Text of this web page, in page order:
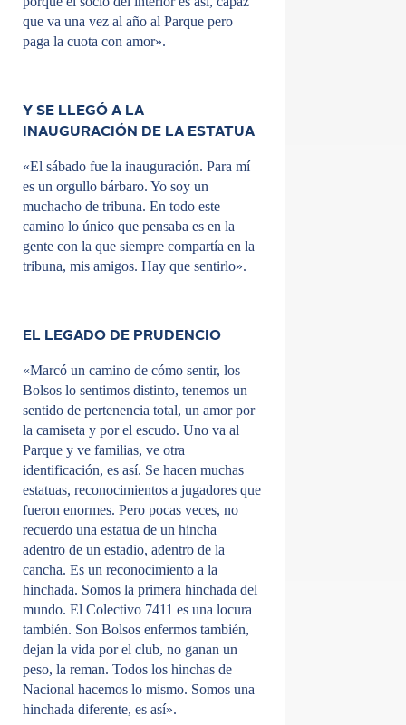
que va una vez al año al Parque pero
paga la cuota con amor».
Y SE LLEGÓ A LA
INAUGURACIÓN DE LA ESTATUA
«El sábado fue la inauguración. Para mí
es un orgullo bárbaro. Yo soy un
muchacho de tribuna. En todo este
camino lo único que pensaba es en la
gente con la que siempre compartía en la
tribuna, mis amigos. Hay que sentirlo».
EL LEGADO DE PRUDENCIO
«Marcó un camino de cómo sentir, los
Bolsos lo sentimos distinto, tenemos un
sentido de pertenencia total, un amor por
la camiseta y por el escudo. Uno va al
Parque y ve familias, ve otra
identificación, es así. Se hacen muchas
estatuas, reconocimientos a jugadores que
fueron enormes. Pero pocas veces, no
recuerdo una estatua de un hincha
adentro de un estadio, adentro de la
cancha. Es un reconocimiento a la
hinchada. Somos la primera hinchada del
mundo. El Colectivo 7411 es una locura
también. Son Bolsos enfermos también,
dejan la vida por el club, no ganan un
peso, la reman. Todos los hinchas de
Nacional hacemos lo mismo. Somos una
hinchada diferente, es así».